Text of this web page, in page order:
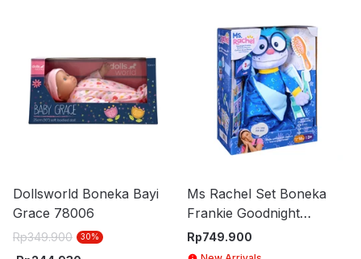
Dollsworld Boneka Bayi
Grace 78006
Rp349.900 30%
Ms Rachel Set Boneka
Frankie Goodnight
Bedtime - Biru
Rp749.900